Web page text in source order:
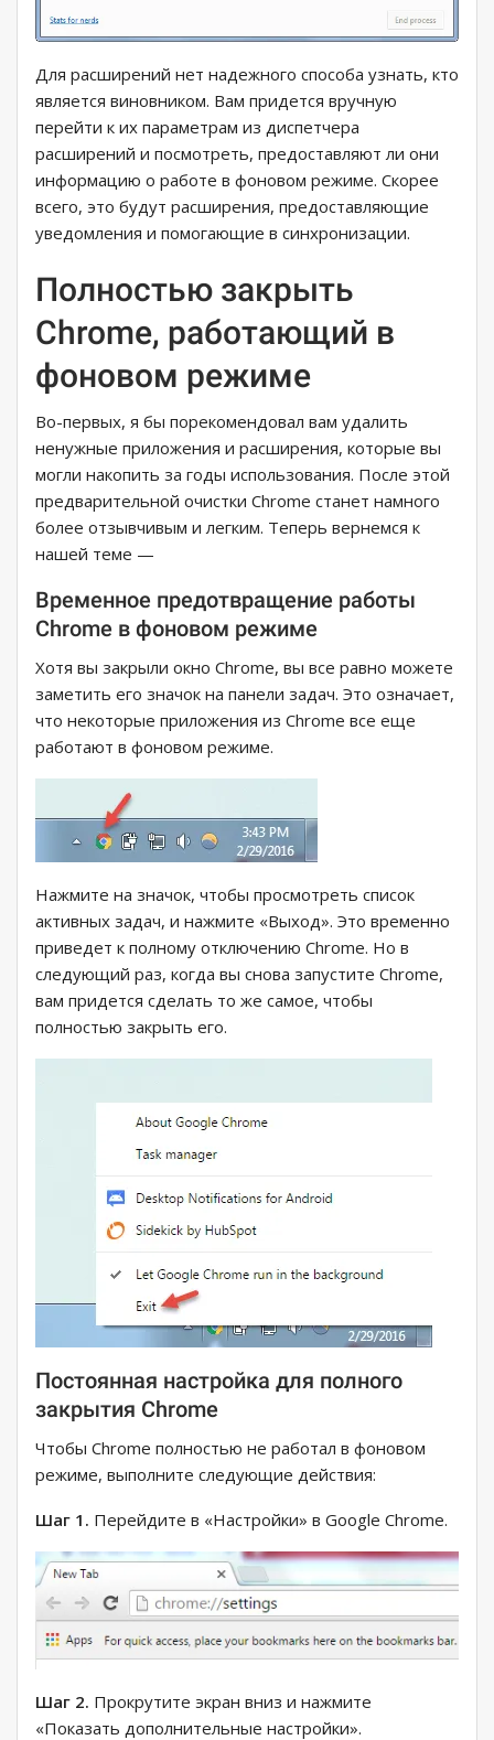
Для расширений нет надежного способа узнать, кто
является виновником. Вам придется вручную
перейти к их параметрам из диспетчера
расширений и посмотреть, предоставляют ли они
информацию о работе в фоновом режиме. Скорее
всего, это будут расширения, предоставляющие
уведомления и помогающие в синхронизации.
Полностью закрыть
Chrome, работающий в
фоновом режиме
Во-первых, я бы порекомендовал вам удалить
ненужные приложения и расширения, которые вы
могли накопить за годы использования. После этой
предварительной очистки Chrome станет намного
более отзывчивым и легким. Теперь вернемся к
нашей теме —
Временное предотвращение работы
Chrome в фоновом режиме
Хотя вы закрыли окно Chrome, вы все равно можете
заметить его значок на панели задач. Это означает,
что некоторые приложения из Chrome все еще
работают в фоновом режиме.
Нажмите на значок, чтобы просмотреть список
активных задач, и нажмите «Выход». Это временно
приведет к полному отключению Chrome. Но в
следующий раз, когда вы снова запустите Chrome,
вам придется сделать то же самое, чтобы
полностью закрыть его.
Постоянная настройка для полного
закрытия Chrome
Чтобы Chrome полностью не работал в фоновом
режиме, выполните следующие действия:
Шаг 1. Перейдите в «Настройки» в Google Chrome.
Шаг 2. Прокрутите экран вниз и нажмите
«Показать дополнительные настройки».